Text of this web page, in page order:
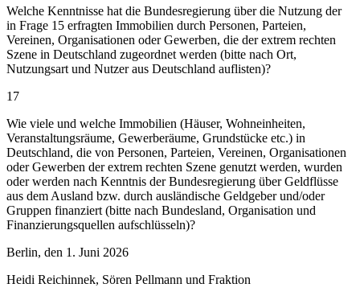
Welche Kenntnisse hat die Bundesregierung über die Nutzung der
in Frage 15 erfragten Immobilien durch Personen, Parteien,
Vereinen, Organisationen oder Gewerben, die der extrem rechten
Szene in Deutschland zugeordnet werden (bitte nach Ort,
Nutzungsart und Nutzer aus Deutschland auflisten)?
17
Wie viele und welche Immobilien (Häuser, Wohneinheiten,
Veranstaltungsräume, Gewerberäume, Grundstücke etc.) in
Deutschland, die von Personen, Parteien, Vereinen, Organisationen
oder Gewerben der extrem rechten Szene genutzt werden, wurden
oder werden nach Kenntnis der Bundesregierung über Geldflüsse
aus dem Ausland bzw. durch ausländische Geldgeber und/oder
Gruppen finanziert (bitte nach Bundesland, Organisation und
Finanzierungsquellen aufschlüsseln)?
Berlin, den 1. Juni 2026
Heidi Reichinnek, Sören Pellmann und Fraktion